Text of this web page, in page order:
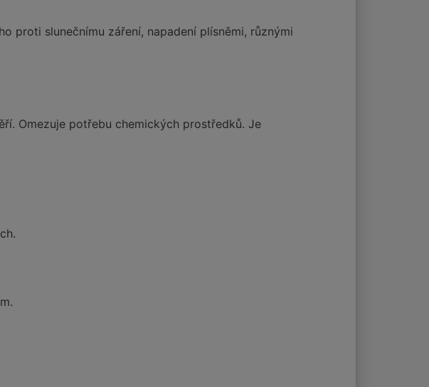
proti slunečnímu záření, napadení plísněmi, různými
Omezuje potřebu chemických prostředků. Je